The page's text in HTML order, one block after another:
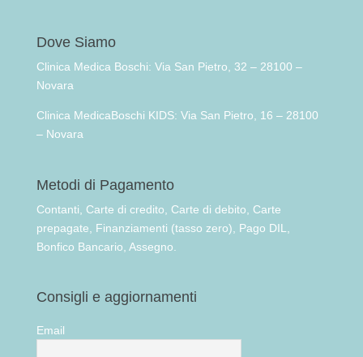
Dove Siamo
Clinica Medica Boschi: Via San Pietro, 32 – 28100 –
Novara
Clinica MedicaBoschi KIDS: Via San Pietro, 16 – 28100
– Novara
Metodi di Pagamento
Contanti, Carte di credito, Carte di debito, Carte
prepagate, Finanziamenti (tasso zero), Pago DIL,
Bonfico Bancario, Assegno.
Consigli e aggiornamenti
Email